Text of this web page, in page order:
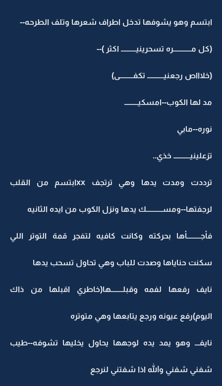
ابتسم وهو يشوفها تدخل اطراف شعرها وتلف الطرحه--
(كل مــــــــــــره تسحرينيــــــــــ اكثر )--
(خلاااص رجعنيـــــــــــ تكفـــــــــى)
مد لها الكوب--امسكيـــــــــ
نوره--مابي
تزعلينيـــــــــــ خذي..
ترددت ومدت يدها وهي ترتجف xxابتسم من القلب
لرجفتها--ومســـــــــــك يدها ونزل الكوب من ايده الثانيه
فأجـــــــــأها بحركته وكانت كافيه لتفجر قمة التوتر اللي
سكنت حناياها وصدت للباب وهي تحاول تسحب يدها
نايف رفعها لفمه وقبلــــــــها(خاطري اقبلها من ذاك
اليوم)رفع عيونه ورجع يتابعها وهي متوتره
نايفـــ وهو يمد يده لوجهها يحاول يخليها تشوفه--طيب
شفني شفني والله اذا شفتني لنرجع